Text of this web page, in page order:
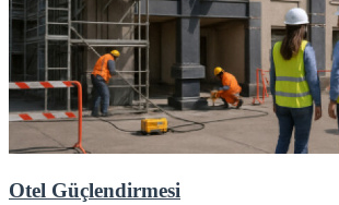
Otel Güçlendirmesi